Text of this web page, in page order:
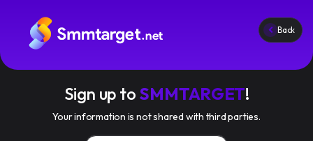
Condiciones del servicio
Blog
Back
Sign up to SMMTARGET!
Your information is not shared with third parties.